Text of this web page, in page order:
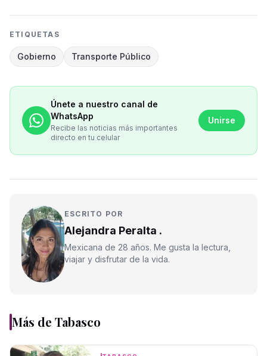
ETIQUETAS
Gobierno Transporte Público
Únete a nuestro canal de
WhatsApp
Recibe las noticias más importantes
directo en tu celular
Unirse
ESCRITO POR
Alejandra Peralta .
Mexicana de 28 años. Me gusta la lectura,
viajar y disfrutar de la vida.
Más de Tabasco